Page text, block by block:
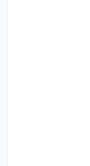
پیام‌ها